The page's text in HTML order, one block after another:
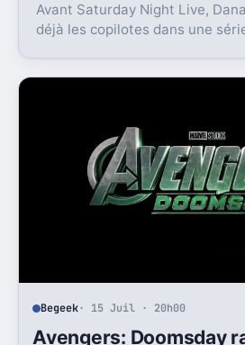
Avant Saturday Night Live,
déjà les copilotes dans une
Begeek· 15 Juil · 20h00
Avengers: Doomsday